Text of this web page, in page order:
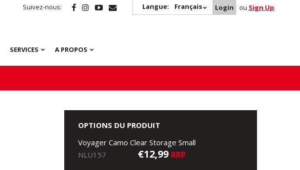
Suivez-nous: Langue: Français Login ou Sign Up
SERVICES A PROPOS
OPTIONS DU PRODUIT
Voyager Camo Clear Storage Small
NLU157
€12,99 RRP